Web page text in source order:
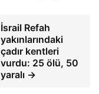
İsrail Refah
yakınlarındaki
çadır kentleri
vurdu: 25 ölü, 50
yaralı →